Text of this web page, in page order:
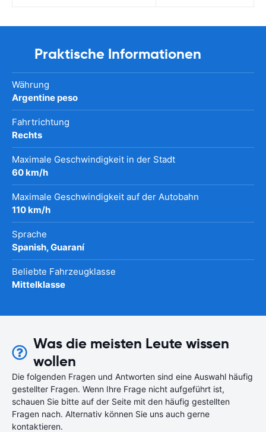
Praktische Informationen
Währung
Argentine peso
Fahrtrichtung
Rechts
Maximale Geschwindigkeit in der Stadt
60 km/h
Maximale Geschwindigkeit auf der Autobahn
110 km/h
Sprache
Spanish, Guaraní
Beliebte Fahrzeugklasse
Mittelklasse
Was die meisten Leute wissen
wollen
Die folgenden Fragen und Antworten sind eine Auswahl häufig
gestellter Fragen. Wenn Ihre Frage nicht aufgeführt ist,
schauen Sie bitte auf der Seite mit den häufig gestellten
Fragen nach. Alternativ können Sie uns auch gerne
kontaktieren.